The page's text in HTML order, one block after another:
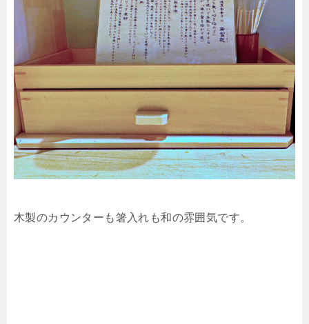
木製のカウンターも箸入れも和の雰囲気です。